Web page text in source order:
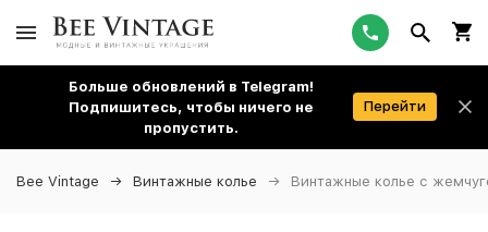
Больше обновлений в Telegram!
Подпишитесь, чтобы ничего не
пропустить.
Перейти
Bee Vintage Винтажные колье Винтажные колье с